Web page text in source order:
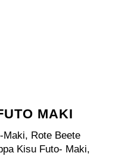
MAKI
Maki, Rote Beete
Kisu Futo- Maki,